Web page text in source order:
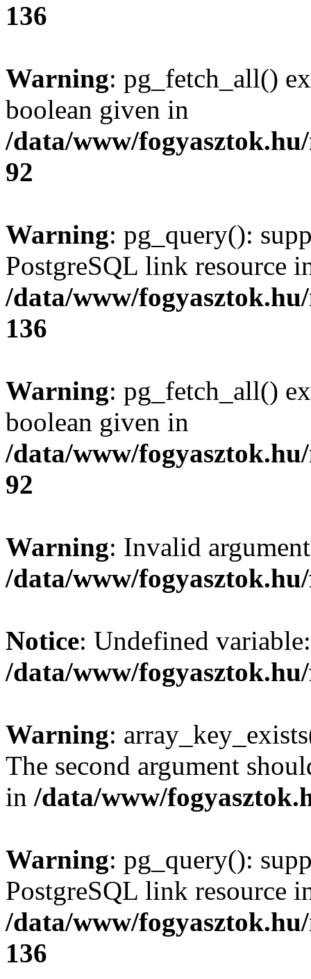
136
Warning: pg_fetch_all()
boolean given in
/data/www/
92
Warning: pg_query():
PostgreSQL link resource
/data/www/
136
Warning: pg_fetch_all()
boolean given in
/data/www/
92
Warning: Invalid
/data/www/
Notice: Undefined
/data/www/
Warning:
The second argument
in /data/www/
Warning: pg_query():
PostgreSQL link resource
/data/www/
136